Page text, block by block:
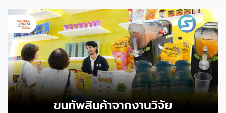
บริหารธุรกิจ การวางแผนการเงิน และการบริหารความเสี่ยง
เตรียมความพร้อมสำหรับการขยายตลาดสู่ต่างประเทศ โดยการ
จัดงานครั้งนี้คาดว่าจะสร้างมูลค่าทางเศรษฐกิจราว 220 ล้านบาท
แฟรนไชส์ไม่ใช่เพียงโมเดลธุรกิจ แต่คือ โอกาสในการต่อยอด
แบรนด์ไทยให้ก้าวสู่ตลาดใหม่ EXIM BANK จึงผนึกกำลัง
พันธมิตร สนับสนุนผู้ประกอบการไทยให้พร้อม ขยายธุรกิจ สร้าง
แบรนด์ และเปิดตลาดต่างประเทศ EXIM BANK พร้อมร่วมเดิน
ทางสู่การเปิดตลาดใหม่ เพื่อพา “แฟรนไชส์ไทย” เติบโตไกลใน
ตลาดโลก ด้วยบทบาท Export Co-pilot ที่พร้อมเคียงข้าง
ธุรกิจไทยในทุกเส้นทาง